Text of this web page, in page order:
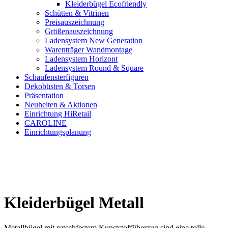
Kleiderbügel Ecofriendly
Schütten & Vitrinen
Preisauszeichnung
Größenauszeichnung
Ladensystem New Generation
Warenträger Wandmontage
Ladensystem Horizont
Ladensystem Round & Square
Schaufenster­figuren
Dekobüsten & Torsen
Präsentation
Neuheiten & Aktionen
Einrichtung HiRetail
CAROLINE
Einrichtungsplanung
Kleiderbügel Metall